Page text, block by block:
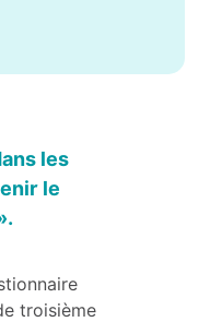
les
le
troisième